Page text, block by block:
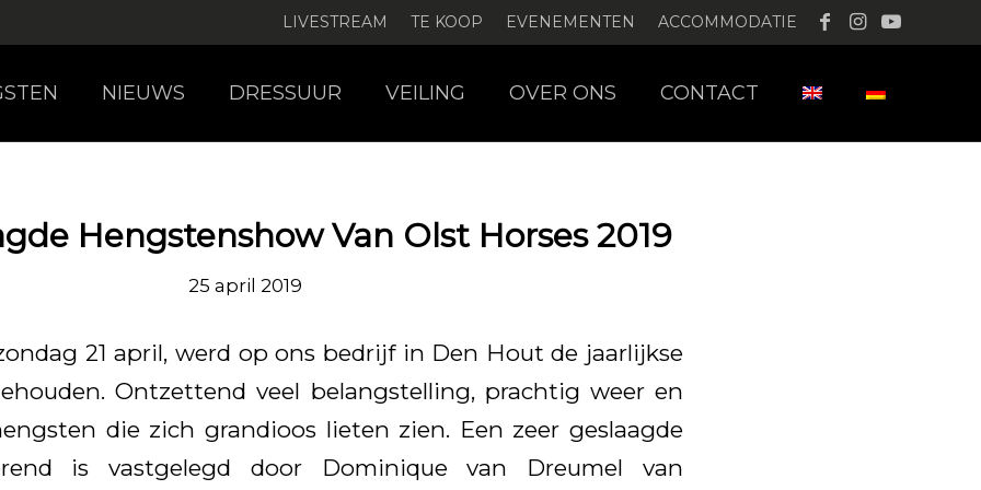
LIVESTREAM TE KOOP EVENEMENTEN ACCOMMODATIE
NIEUWS DRESSUUR VEILING OVER ONS CONTACT
Hengstenshow Van Olst Horses 2019
25 april 2019
21 april, werd op ons bedrijf in Den Hout de jaarlijkse
Ontzettend veel belangstelling, prachtig weer en
die zich grandioos lieten zien. Een zeer geslaagde
is vastgelegd door Dominique van Dreumel van